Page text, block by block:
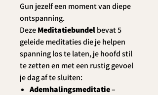
Gun jezelf een moment van diepe
ontspanning.
DezeMeditatiebundelbevat 5
geleide meditaties die je helpen
spanning los te laten, je hoofd stil
te zetten en met een rustig gevoel
je dag af te sluiten:
Ademhalingsmeditatie–